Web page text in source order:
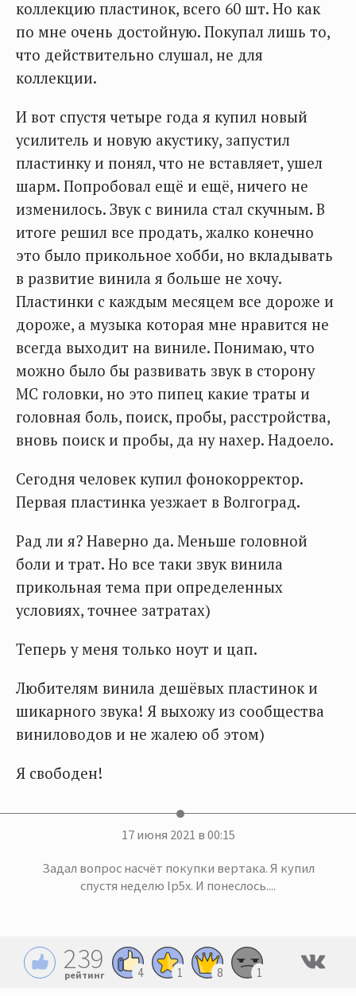
коллекцию пластинок, всего 60 шт. Но как
по мне очень достойную. Покупал лишь то,
что действительно слушал, не для
коллекции.
И вот спустя четыре года я купил новый
усилитель и новую акустику, запустил
пластинку и понял, что не вставляет, ушел
шарм. Попробовал ещё и ещё, ничего не
изменилось. Звук с винила стал скучным. В
итоге решил все продать, жалко конечно
это было прикольное хобби, но вкладывать
в развитие винила я больше не хочу.
Пластинки с каждым месяцем все дороже и
дороже, а музыка которая мне нравится не
всегда выходит на виниле. Понимаю, что
можно было бы развивать звук в сторону
МС головки, но это пипец какие траты и
головная боль, поиск, пробы, расстройства,
вновь поиск и пробы, да ну нахер. Надоело.
Сегодня человек купил фонокорректор.
Первая пластинка уезжает в Волгоград.
Рад ли я? Наверно да. Меньше головной
боли и трат. Но все таки звук винила
прикольная тема при определенных
условиях, точнее затратах)
Теперь у меня только ноут и цап.
Любителям винила дешёвых пластинок и
шикарного звука! Я выхожу из сообщества
виниловодов и не жалею об этом)
Я свободен!
17 июня 2021 в 00:15
Задал вопрос насчёт покупки вертака. Я купил
спустя неделю lp5x. И понеслось....
239
рейтинг 4 1 8 1